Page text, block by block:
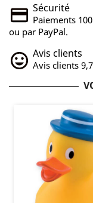
Sécurité
Paiements
ou par PayPal.
Avis clients
Avis clients